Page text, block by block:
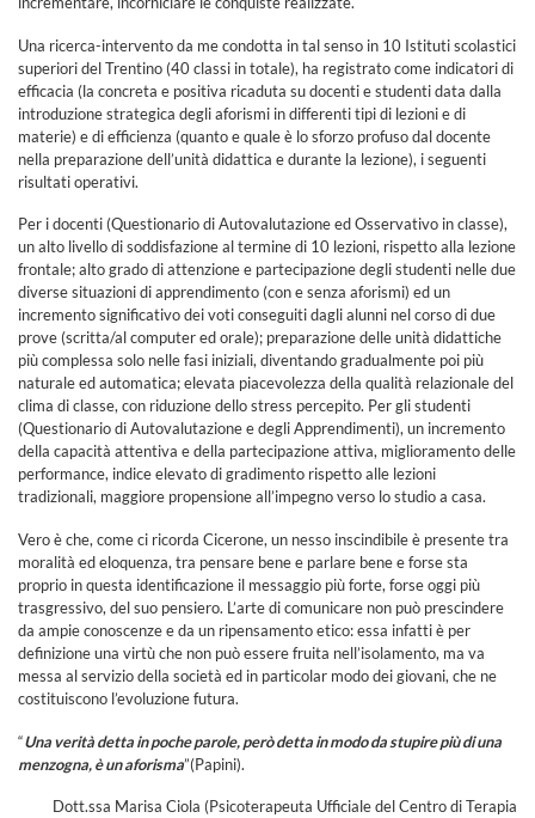
Una ricerca-intervento da me condotta in tal senso in 10 Istituti scolastici
superiori del Trentino (40 classi in totale), ha registrato come indicatori di
efficacia (la concreta e positiva ricaduta su docenti e studenti data dalla
introduzione strategica degli aforismi in differenti tipi di lezioni e di
materie) e di efficienza (quanto e quale è lo sforzo profuso dal docente
nella preparazione dell’unità didattica e durante la lezione), i seguenti
risultati operativi.
Per i docenti (Questionario di Autovalutazione ed Osservativo in classe),
un alto livello di soddisfazione al termine di 10 lezioni, rispetto alla lezione
frontale; alto grado di attenzione e partecipazione degli studenti nelle due
diverse situazioni di apprendimento (con e senza aforismi) ed un
incremento significativo dei voti conseguiti dagli alunni nel corso di due
prove (scritta/al computer ed orale); preparazione delle unità didattiche
più complessa solo nelle fasi iniziali, diventando gradualmente poi più
naturale ed automatica; elevata piacevolezza della qualità relazionale del
clima di classe, con riduzione dello stress percepito. Per gli studenti
(Questionario di Autovalutazione e degli Apprendimenti), un incremento
della capacità attentiva e della partecipazione attiva, miglioramento delle
performance, indice elevato di gradimento rispetto alle lezioni
tradizionali, maggiore propensione all’impegno verso lo studio a casa.
Vero è che, come ci ricorda Cicerone, un nesso inscindibile è presente tra
moralità ed eloquenza, tra pensare bene e parlare bene e forse sta
proprio in questa identificazione il messaggio più forte, forse oggi più
trasgressivo, del suo pensiero. L’arte di comunicare non può prescindere
da ampie conoscenze e da un ripensamento etico: essa infatti è per
definizione una virtù che non può essere fruita nell’isolamento, ma va
messa al servizio della società ed in particolar modo dei giovani, che ne
costituiscono l’evoluzione futura.
“Una verità detta in poche parole, però detta in modo da stupire più di una
menzogna, è un aforisma”(Papini).
Dott.ssa Marisa Ciola (Psicoterapeuta Ufficiale del Centro di Terapia